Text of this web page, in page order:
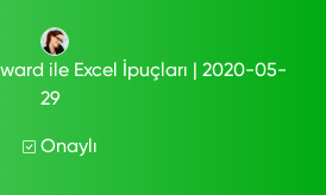
ile Excel İpuçları | 2020-05-
29
Onaylı